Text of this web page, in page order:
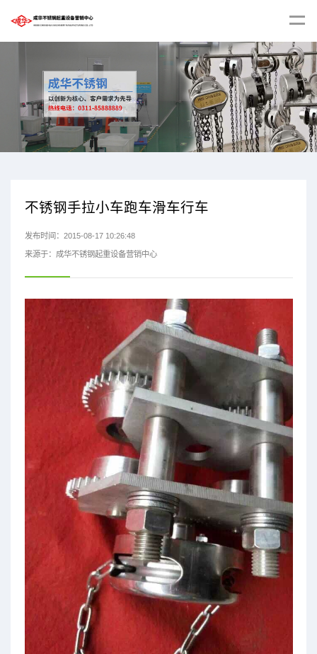
不锈钢手拉小车跑车滑车行车
发布时间：2015-08-17 10:26:48
来源于：成华不锈钢起重设备营销中心